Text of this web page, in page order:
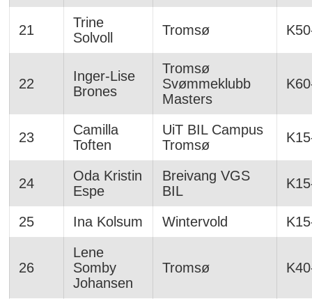
21
Trine
Solvoll
Tromsø
22
Inger-Lise
Brones
Tromsø
Svømmeklubb
Masters
23
Camilla
Toften
UiT BIL Campus
Tromsø
24
Oda Kristin
Espe
Breivang VGS
BIL
25 Ina Kolsum Wintervold
26
Lene
Somby
Johansen
Tromsø